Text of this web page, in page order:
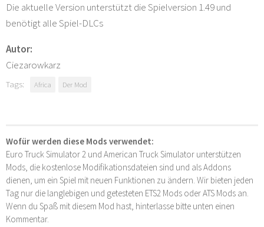
Die aktuelle Version unterstützt die Spielversion 1.49 und
benötigt alle Spiel-DLCs
Autor:
Ciezarowkarz
Tags: Africa Der Mod
Wofür werden diese Mods verwendet:
Euro Truck Simulator 2 und American Truck Simulator unterstützen
Mods, die kostenlose Modifikationsdateien sind und als Addons
dienen, um ein Spiel mit neuen Funktionen zu ändern. Wir bieten jeden
Tag nur die langlebigen und getesteten ETS2 Mods oder ATS Mods an.
Wenn du Spaß mit diesem Mod hast, hinterlasse bitte unten einen
Kommentar.